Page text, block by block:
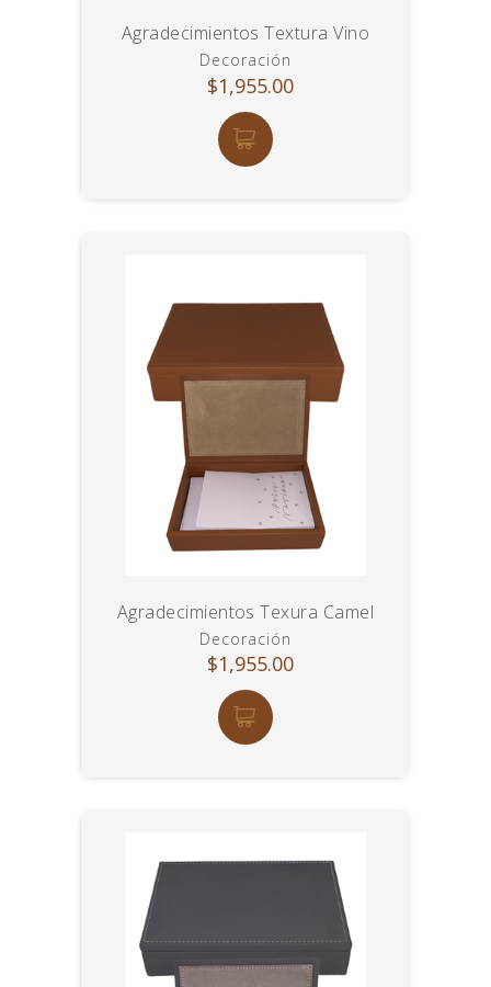
Agradecimientos Textura Vino
Decoración
$1,955.00
Agradecimientos Texura Camel
Decoración
$1,955.00